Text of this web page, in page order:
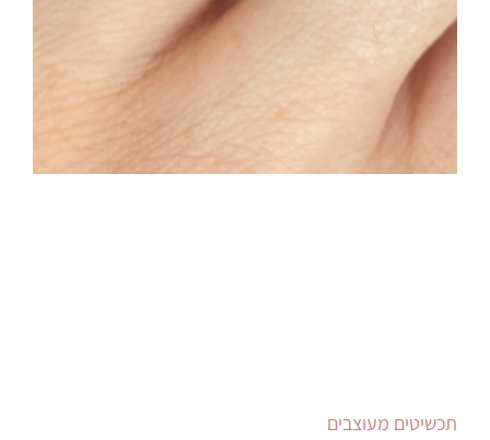
תכשיטים מעוצבים